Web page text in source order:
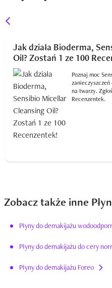
Jak działa Bioderma,
Oil? Zostań 1 ze 100
Poznaj moc
na twarzy.
Recenzentek.
Zobacz także inne
Płyny do demakijażu
Płyny do demakijażu do cery
Płyny do demakijażu Foreo